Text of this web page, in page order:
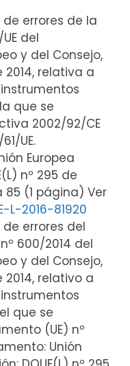
errores de la
del
y del Consejo,
2014, relativa a
que se
2002/92/CE
UE.
Europea
nº 295 de
85 (1 página) Ver
L-2016-81920
errores del
600/2014 del
y del Consejo,
relativo a
que se
(UE) nº
Unión